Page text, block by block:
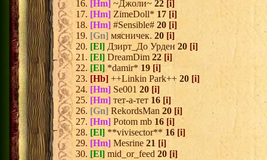
16. [Hm] ~Джоли~ 22 [i]
17. [Hm] ZimeDoll* 17 [i]
18. [Hm] #Sensible# 20 [i]
19. [Gn] мясничек. 20 [i]
20. [El] Дзирт_До Урден20 [i]
21. [El] DreamDim 22 [i]
22. [El]*damir* 19 [i]
23. [Hb] ++Linkin Park++ 20 [i]
24. [Hm] Se001 20 [i]
25. [Hm] тет-а-тет 16 [i]
26. [Gn] RekordsMan 20 [i]
27. [Hm] Potom mb 16 [i]
28. [El] **vivisector** 16 [i]
29. [Hm] Mesrine 21 [i]
30. [El] mid_or_feed 20 [i]